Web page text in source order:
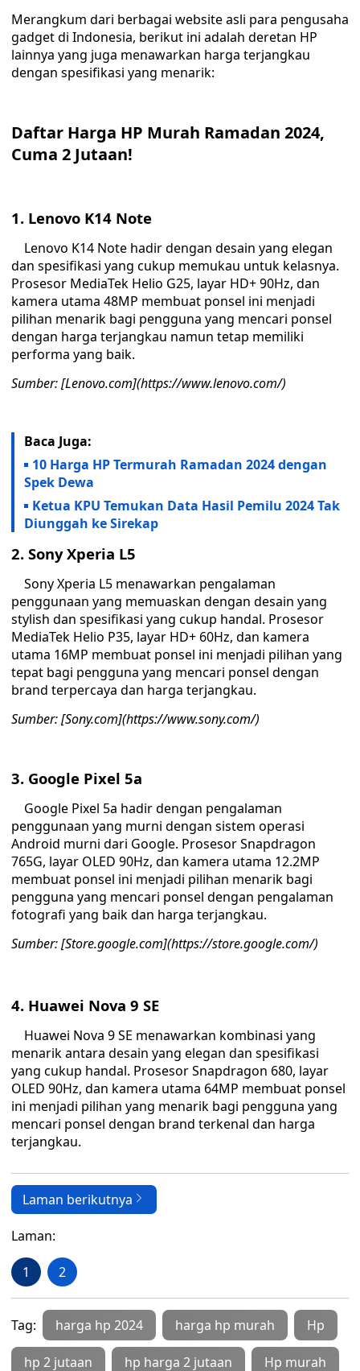
Merangkum dari berbagai website asli para pengusaha
gadget di Indonesia, berikut ini adalah deretan HP
lainnya yang juga menawarkan harga terjangkau
dengan spesifikasi yang menarik:
Daftar Harga HP Murah Ramadan 2024,
Cuma 2 Jutaan!
1. Lenovo K14 Note
Lenovo K14 Note hadir dengan desain yang elegan
dan spesifikasi yang cukup memukau untuk kelasnya.
Prosesor MediaTek Helio G25, layar HD+ 90Hz, dan
kamera utama 48MP membuat ponsel ini menjadi
pilihan menarik bagi pengguna yang mencari ponsel
dengan harga terjangkau namun tetap memiliki
performa yang baik.
Sumber: [Lenovo.com](https://www.lenovo.com/)
Baca Juga:
10 Harga HP Termurah Ramadan 2024 dengan
Spek Dewa
Ketua KPU Temukan Data Hasil Pemilu 2024 Tak
Diunggah ke Sirekap
2. Sony Xperia L5
Sony Xperia L5 menawarkan pengalaman
penggunaan yang memuaskan dengan desain yang
stylish dan spesifikasi yang cukup handal. Prosesor
MediaTek Helio P35, layar HD+ 60Hz, dan kamera
utama 16MP membuat ponsel ini menjadi pilihan yang
tepat bagi pengguna yang mencari ponsel dengan
brand terpercaya dan harga terjangkau.
Sumber: [Sony.com](https://www.sony.com/)
3. Google Pixel 5a
Google Pixel 5a hadir dengan pengalaman
penggunaan yang murni dengan sistem operasi
Android murni dari Google. Prosesor Snapdragon
765G, layar OLED 90Hz, dan kamera utama 12.2MP
membuat ponsel ini menjadi pilihan menarik bagi
pengguna yang mencari ponsel dengan pengalaman
fotografi yang baik dan harga terjangkau.
Sumber: [Store.google.com](https://store.google.com/)
4. Huawei Nova 9 SE
Huawei Nova 9 SE menawarkan kombinasi yang
menarik antara desain yang elegan dan spesifikasi
yang cukup handal. Prosesor Snapdragon 680, layar
OLED 90Hz, dan kamera utama 64MP membuat ponsel
ini menjadi pilihan yang menarik bagi pengguna yang
mencari ponsel dengan brand terkenal dan harga
terjangkau.
Laman berikutnya
Laman:
1 2
Tag: harga hp 2024 harga hp murah Hp
hp 2 jutaan hp harga 2 jutaan Hp murah